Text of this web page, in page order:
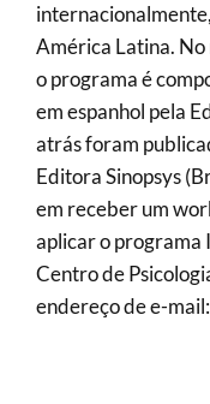
América Latina. No
o programa é
em espanhol pela
atrás foram
Editora Sinopsys
em receber um
aplicar o programa
Centro de
endereço de e-mail: